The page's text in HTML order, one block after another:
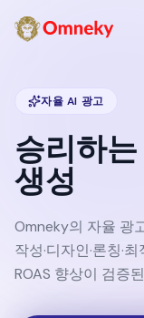
자율 AI 광고
승리하
생성
Omneky의 자율 광
작성·디자인·론칭·
ROAS 향상이 검증